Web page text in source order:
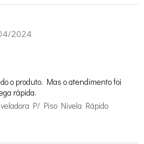
2024
o produto. Mas o atendimento foi
rápida.
P/ Piso Nivela Rápido